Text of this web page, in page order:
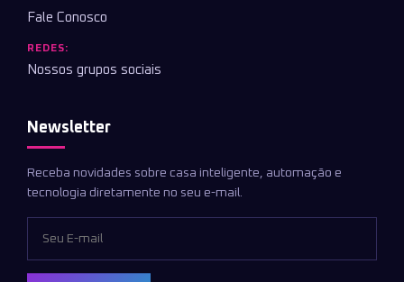
Fale Conosco
REDES:
Nossos grupos sociais
Newsletter
Receba novidades sobre casa inteligente, automação e
tecnologia diretamente no seu e-mail.